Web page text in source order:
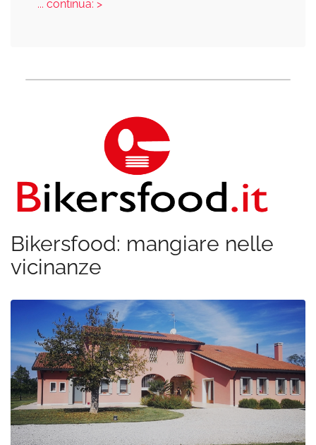
... continua: >
Bikersfood: mangiare nelle
vicinanze